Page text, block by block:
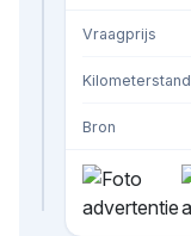
Vraagprijs
Kilometerstand
Bron